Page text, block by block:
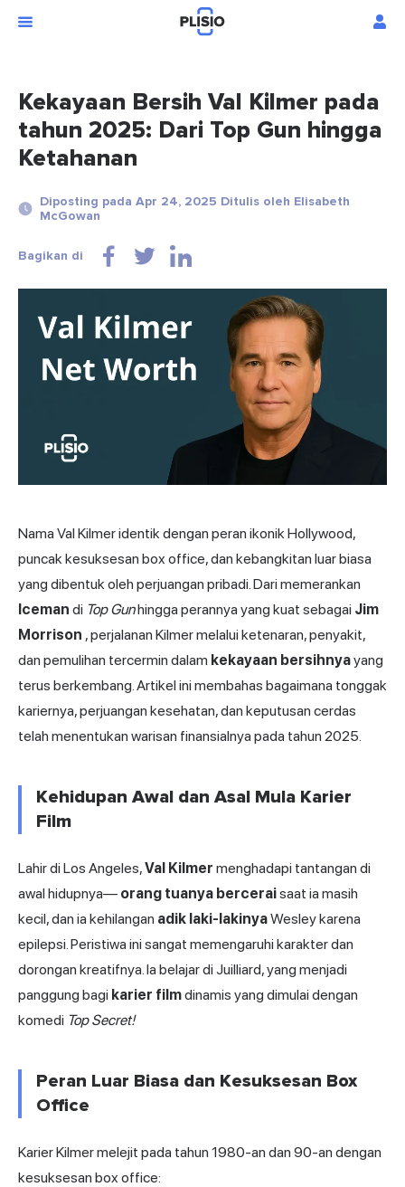
Kekayaan Bersih Val Kilmer pada
tahun 2025: Dari Top Gun hingga
Ketahanan
Diposting pada Apr 24, 2025 Ditulis oleh Elisabeth
McGowan
Bagikan di
Nama Val Kilmer identik dengan peran ikonik Hollywood,
puncak kesuksesan box office, dan kebangkitan luar biasa
yang dibentuk oleh perjuangan pribadi. Dari memerankan
Iceman di Top Gunhingga perannya yang kuat sebagai Jim
Morrison , perjalanan Kilmer melalui ketenaran, penyakit,
dan pemulihan tercermin dalam kekayaan bersihnyayang
terus berkembang. Artikel ini membahas bagaimana tonggak
kariernya, perjuangan kesehatan, dan keputusan cerdas
telah menentukan warisan finansialnya pada tahun 2025.
Kehidupan Awal dan Asal Mula Karier
Film
Lahir di Los Angeles,Val Kilmer menghadapi tantangan di
awal hidupnya— orang tuanya berceraisaat ia masih
kecil, dan ia kehilangan adik laki-lakinyaWesley karena
epilepsi. Peristiwa ini sangat memengaruhi karakter dan
dorongan kreatifnya. Ia belajar di Juilliard, yang menjadi
panggung bagi karier filmdinamis yang dimulai dengan
komedi Top Secret!
Peran Luar Biasa dan Kesuksesan Box
Office
Karier Kilmer melejit pada tahun 1980-an dan 90-an dengan
kesuksesan box office: